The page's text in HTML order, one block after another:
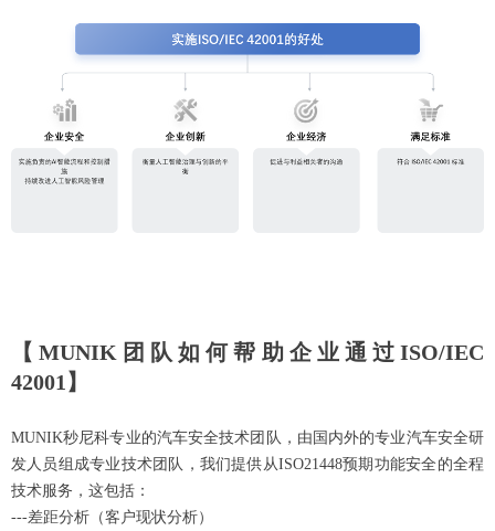
【MUNIK团队如何帮助企业通过ISO/IEC
42001】
MUNIK秒尼科专业的汽车安全技术团队，由国内外的专业汽车安全研
发人员组成专业技术团队，我们提供从ISO21448预期功能安全的全程
技术服务，这包括：
---差距分析（客户现状分析）